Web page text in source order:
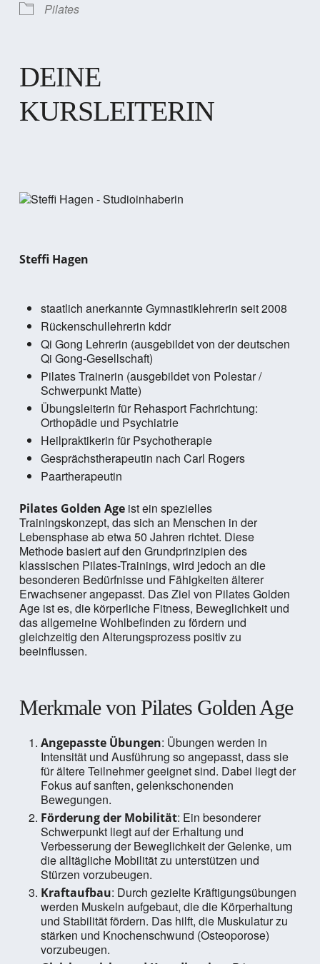
Pilates
DEINE
KURSLEITERIN
Steffi Hagen
staatlich anerkannte Gymnastiklehrerin seit 2008
Rückenschullehrerin kddr
Qi Gong Lehrerin (ausgebildet von der deutschen
Qi Gong-Gesellschaft)
Pilates Trainerin (ausgebildet von Polestar /
Schwerpunkt Matte)
Übungsleiterin für Rehasport Fachrichtung:
Orthopädie und Psychiatrie
Heilpraktikerin für Psychotherapie
Gesprächstherapeutin nach Carl Rogers
Paartherapeutin
Pilates Golden Ageist ein spezielles
Trainingskonzept, das sich an Menschen in der
Lebensphase ab etwa 50 Jahren richtet. Diese
Methode basiert auf den Grundprinzipien des
klassischen Pilates-Trainings, wird jedoch an die
besonderen Bedürfnisse und Fähigkeiten älterer
Erwachsener angepasst. Das Ziel von Pilates Golden
Age ist es, die körperliche Fitness, Beweglichkeit und
das allgemeine Wohlbefinden zu fördern und
gleichzeitig den Alterungsprozess positiv zu
beeinflussen.
Merkmale von Pilates Golden Age
Angepasste Übungen: Übungen werden in
Intensität und Ausführung so angepasst, dass sie
für ältere Teilnehmer geeignet sind. Dabei liegt der
Fokus auf sanften, gelenkschonenden
Bewegungen.
Förderung der Mobilität: Ein besonderer
Schwerpunkt liegt auf der Erhaltung und
Verbesserung der Beweglichkeit der Gelenke, um
die alltägliche Mobilität zu unterstützen und
Stürzen vorzubeugen.
Kraftaufbau: Durch gezielte Kräftigungsübungen
werden Muskeln aufgebaut, die die Körperhaltung
und Stabilität fördern. Das hilft, die Muskulatur zu
stärken und Knochenschwund (Osteoporose)
vorzubeugen.